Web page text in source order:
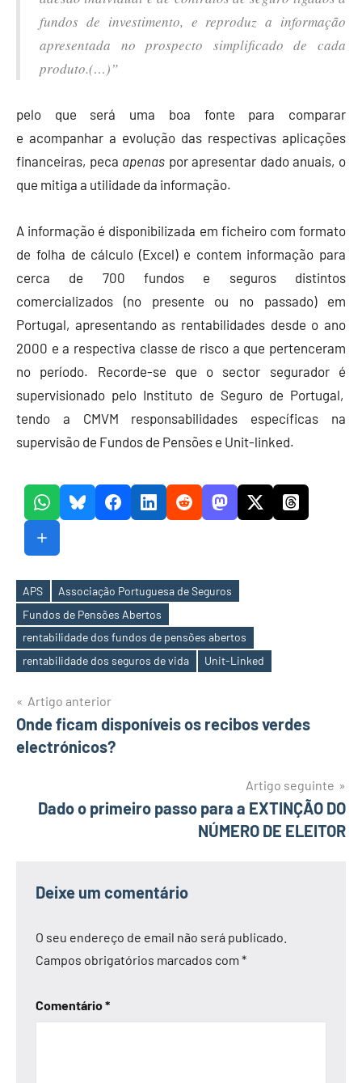
fundos de investimento, e reproduz a informação
apresentada no prospecto simplificado de cada
produto.(…)”
pelo que será uma boa fonte para comparar
e acompanhar a evolução das respectivas aplicações
financeiras, peca apenas por apresentar dado anuais, o
que mitiga a utilidade da informação.
A informação é disponibilizada em ficheiro com formato
de folha de cálculo (Excel) e contem informação para
cerca de 700 fundos e seguros distintos
comercializados (no presente ou no passado) em
Portugal, apresentando as rentabilidades desde o ano
2000 e a respectiva classe de risco a que pertenceram
no período. Recorde-se que o sector segurador é
supervisionado pelo Instituto de Seguro de Portugal,
tendo a CMVM responsabilidades específicas na
supervisão de Fundos de Pensões e Unit-linked.
Etiquetas
APS
Associação Portuguesa de Seguros
Fundos de Pensões Abertos
rentabilidade dos fundos de pensões abertos
rentabilidade dos seguros de vida
Unit-Linked
Navegação
de
Artigo anterior
Onde ficam disponíveis os recibos verdes
electrónicos?
Artigo seguinte
Dado o primeiro passo para a EXTINÇÃO DO
NÚMERO DE ELEITOR
Deixe um comentário
O seu endereço de email não será publicado.
Campos obrigatórios marcados com *
Comentário*